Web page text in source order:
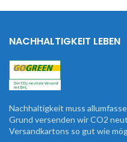
NACHHALTIGKEIT LEBEN
Nachhaltigkeit muss
Grund versenden wir CO2
Versandkartons so gut wie